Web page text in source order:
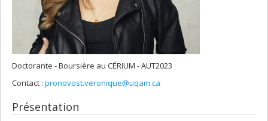
Doctorante - Boursière au CÉRIUM - AUT2023
Contact : pronovost.veronique@uqam.ca
Présentation